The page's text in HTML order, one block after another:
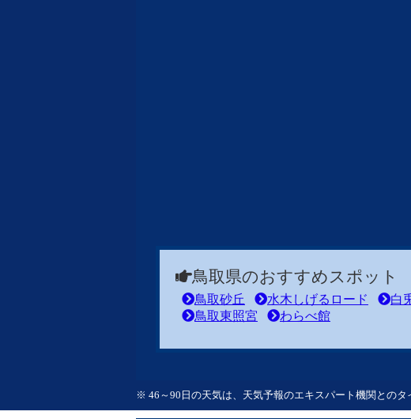
鳥取県のおすすめスポット
鳥取砂丘 水木しげるロード 白
鳥取東照宮
わらべ館
※ 46～90日の天気は、天気予報のエキスパート機関との